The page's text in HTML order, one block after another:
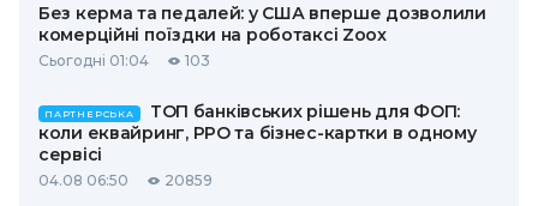
Без керма та педалей: у США вперше дозволили
комерційні поїздки на роботаксі Zoox
Сьогодні 01:04 103
ПАРТНЕРСЬКА
ТОП банківських рішень для ФОП:
коли еквайринг, РРО та бізнес-картки в одному
сервісі
04.08 06:50 20859